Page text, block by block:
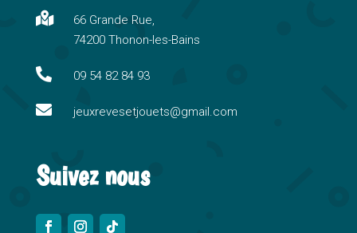
n
a
i
e

66 Grande Rue,
74200 Thonon-les-Bains
 09 54 82 84 93
 jeuxrevesetjouets@gmail.com
Suivez nous